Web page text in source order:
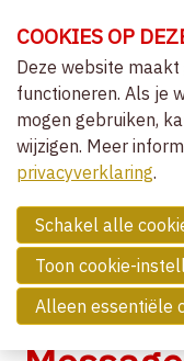
links
over
Spring
naar
de
navigatie
naar
de
inhoud
COOKIES OP
Deze website
functioneren. Als je
mogen gebruiken,
wijzigen. Meer
privacyverklaring.
Schakel alle
Toon cookie-
Alleen essentiële